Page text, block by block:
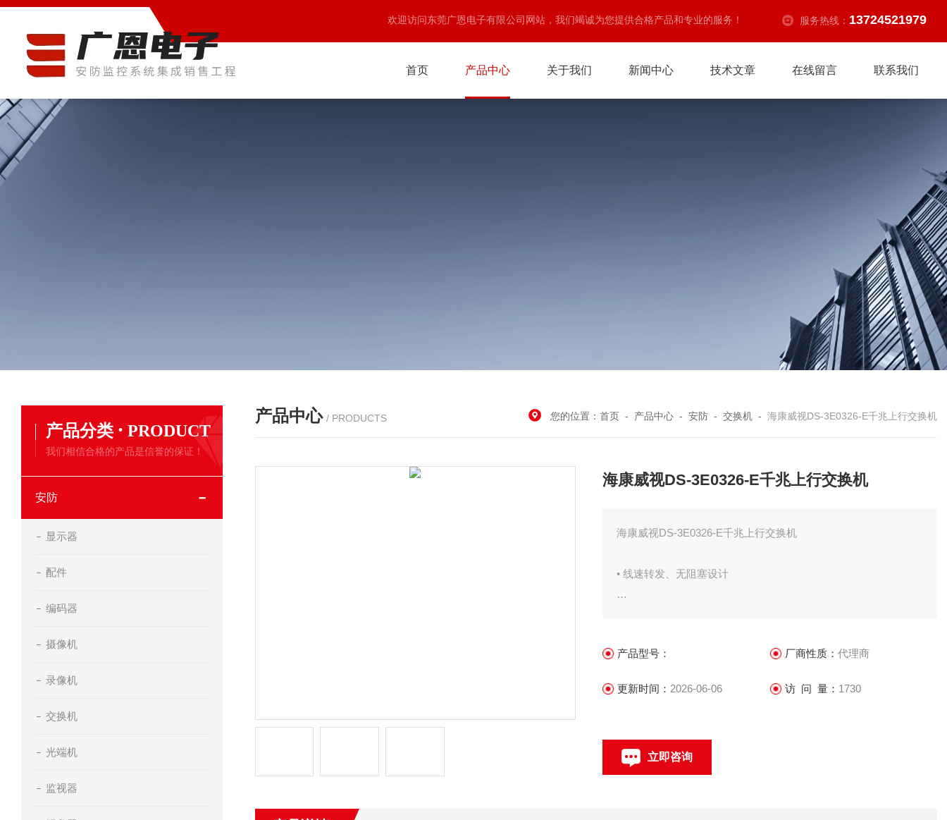
欢迎访问东莞广恩电子有限公司网站，我们竭诚为您提供合格产品和专业的服务！ 服务热线： 13724521979
首页 产品中心 关于我们 新闻中心 技术文章 在线留言 联系我们
产品分类 · PRODUCT
我们相信合格的产品是信誉的保证！
安防
显示器
配件
编码器
摄像机
录像机
交换机
光端机
监视器
产品中心 / PRODUCTS 您的位置： 首页 - 产品中心 - 安防 - 交换机 - 海康威视DS-3E0326-E千兆上行交换机
海康威视DS-3E0326-E千兆上行交换机
海康威视DS-3E0326-E千兆上行交换机
• 线速转发、无阻塞设计
• 支持IEEE802.3、IEEE802.3u、IEEE802.3x
产品型号： 厂商性质： 代理商
更新时间： 2026-06-06 访 问 量： 1730
立即咨询